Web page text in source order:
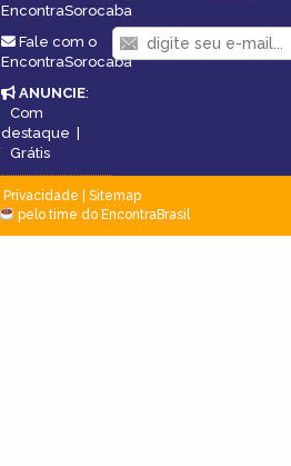
EncontraSorocaba
Fale com o
EncontraSorocaba
ANUNCIE:
Com
destaque |
Grátis
Privacidade
Sitemap
pelo time do EncontraBrasil